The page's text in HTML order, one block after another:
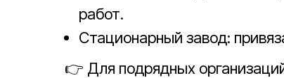
работ.
Стационарный завод:
👉 Для подрядных